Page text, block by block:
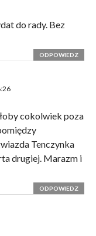
do rady. Bez
ODPOWIEDZ
cokolwiek poza
Tenczynka
drugiej. Marazm i
ODPOWIEDZ